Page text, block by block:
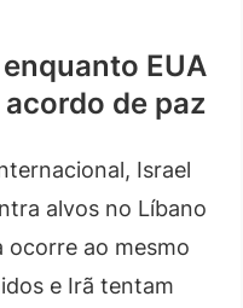
EUA
de paz
Israel
alvos no Líbano
ocorre ao mesmo
e Irã tentam